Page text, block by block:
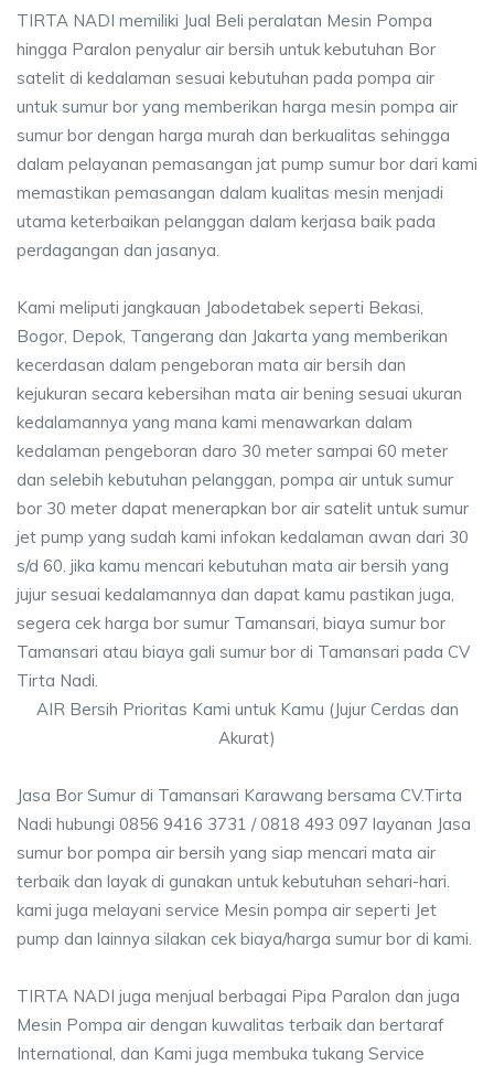
TIRTA NADI memiliki Jual Beli peralatan Mesin Pompa
hingga Paralon penyalur air bersih untuk kebutuhan Bor
satelit di kedalaman sesuai kebutuhan pada pompa air
untuk sumur bor yang memberikan harga mesin pompa air
sumur bor dengan harga murah dan berkualitas sehingga
dalam pelayanan pemasangan jat pump sumur bor dari kami
memastikan pemasangan dalam kualitas mesin menjadi
utama keterbaikan pelanggan dalam kerjasa baik pada
perdagangan dan jasanya.
Kami meliputi jangkauan Jabodetabek seperti Bekasi,
Bogor, Depok, Tangerang dan Jakarta yang memberikan
kecerdasan dalam pengeboran mata air bersih dan
kejukuran secara kebersihan mata air bening sesuai ukuran
kedalamannya yang mana kami menawarkan dalam
kedalaman pengeboran daro 30 meter sampai 60 meter
dan selebih kebutuhan pelanggan, pompa air untuk sumur
bor 30 meter dapat menerapkan bor air satelit untuk sumur
jet pump yang sudah kami infokan kedalaman awan dari 30
s/d 60. jika kamu mencari kebutuhan mata air bersih yang
jujur sesuai kedalamannya dan dapat kamu pastikan juga,
segera cek harga bor sumur Tamansari, biaya sumur bor
Tamansari atau biaya gali sumur bor di Tamansari pada CV
Tirta Nadi.
AIR Bersih Prioritas Kami untuk Kamu (Jujur Cerdas dan
Akurat)
Jasa Bor Sumur di Tamansari Karawang bersama CV.Tirta
Nadi hubungi 0856 9416 3731 / 0818 493 097 layanan Jasa
sumur bor pompa air bersih yang siap mencari mata air
terbaik dan layak di gunakan untuk kebutuhan sehari-hari.
kami juga melayani service Mesin pompa air seperti Jet
pump dan lainnya silakan cek biaya/harga sumur bor di kami.
TIRTA NADI juga menjual berbagai Pipa Paralon dan juga
Mesin Pompa air dengan kuwalitas terbaik dan bertaraf
International, dan Kami juga membuka tukang Service